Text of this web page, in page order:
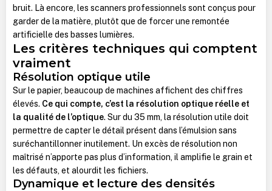
bruit. Là encore, les scanners professionnels sont conçus pour
garder de la matière, plutôt que de forcer une remontée
artificielle des basses lumières.
Les critères techniques qui comptent
vraiment
Résolution optique utile
Sur le papier, beaucoup de machines affichent des chiffres
élevés. Ce qui compte, c’est la résolution optique réelle et
la qualité de l’optique. Sur du 35 mm, la résolution utile doit
permettre de capter le détail présent dans l’émulsion sans
suréchantillonner inutilement. Un excès de résolution non
maîtrisé n’apporte pas plus d’information, il amplifie le grain et
les défauts, et alourdit les fichiers.
Dynamique et lecture des densités